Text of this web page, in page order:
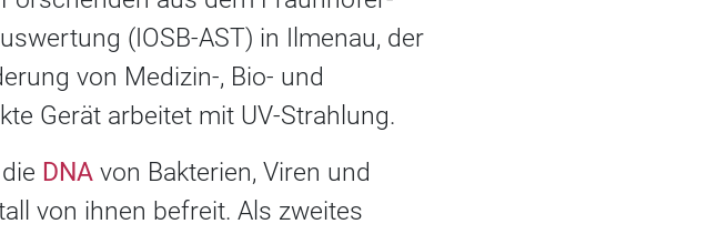
(IOSB-AST) in Ilmenau, der
von Medizin-, Bio- und
Gerät arbeitet mit UV-Strahlung.
DNA von Bakterien, Viren und
von ihnen befreit. Als zweites